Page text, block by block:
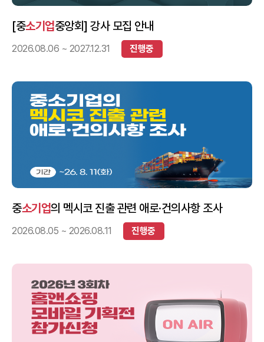
[중소기업중앙회] 강사 모집 안내
2026.08.06 ~ 2027.12.31 진행중
중소기업의 멕시코 진출 관련 애로·건의사항 조사
2026.08.05 ~ 2026.08.11 진행중